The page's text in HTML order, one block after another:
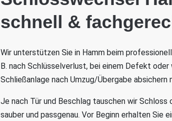
schnell &
Wir unterstützen Sie in Hamm beim
B. nach Schlüsselverlust, bei einem Defekt oder
Schließanlage nach Umzug/Übergabe absichern
Je nach Tür und Beschlag tauschen wir Schloss
sauber und passgenau. Vor Beginn erhalten Sie